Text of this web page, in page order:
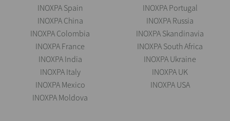
INOXPA Spain
INOXPA China
INOXPA Colombia
INOXPA France
INOXPA India
INOXPA Italy
INOXPA Mexico
INOXPA Moldova
INOXPA Portugal
INOXPA Russia
INOXPA Skandinavia
INOXPA South Africa
INOXPA Ukraine
INOXPA UK
INOXPA USA